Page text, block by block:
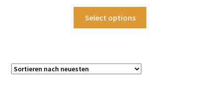
Select options